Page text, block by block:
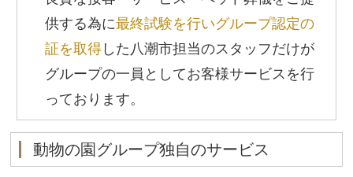
供する為に最終試験を行いグループ認定の
証を取得 した八潮市担当のスタッフだけが
グループの一員としてお客様サービスを行
っております。
動物の園グループ独自のサービス